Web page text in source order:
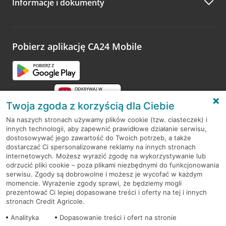
Zachęcamy do podzielenia się z nami opinią o wizycie.
opinie.
Informacje i dokumenty
Pobierz aplikację CA24 Mobile
RODO
Regulamin serwisu
Mapa serwisu
PolitykaCookies
Twoja zgoda z korzyścią dla Ciebie
Na naszych stronach używamy plików cookie (tzw. ciasteczek) i
innych technologii, aby zapewnić prawidłowe działanie serwisu,
dostosowywać jego zawartość do Twoich potrzeb, a także
dostarczać Ci spersonalizowane reklamy na innych stronach
internetowych. Możesz wyrazić zgodę na wykorzystywanie lub
odrzucić pliki cookie – poza plikami niezbędnymi do funkcjonowania
serwisu. Zgody są dobrowolne i możesz je wycofać w każdym
momencie. Wyrażenie zgody sprawi, że będziemy mogli
prezentować Ci lepiej dopasowane treści i oferty na tej i innych
stronach Credit Agricole.
Analityka
Dopasowanie treści i ofert na stronie